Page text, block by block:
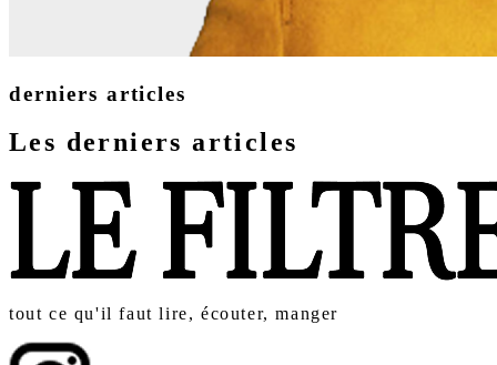
derniers articles
Les derniers articles
tout ce qu'il faut lire, écouter, manger